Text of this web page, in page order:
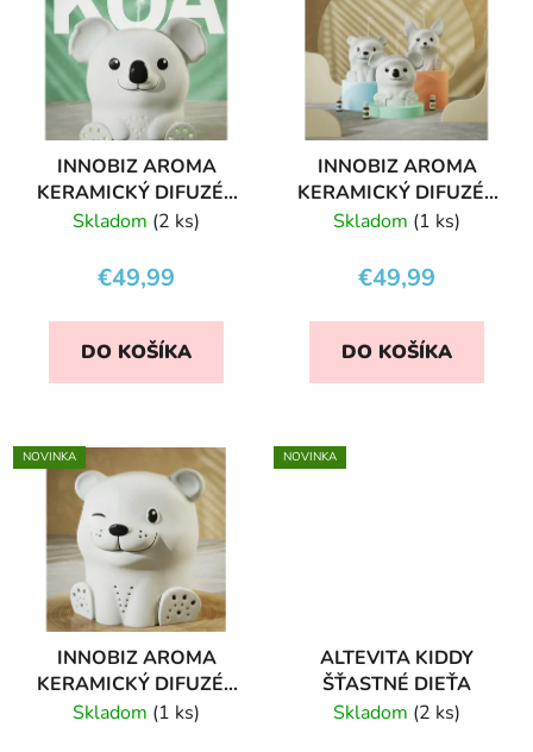
INNOBIZ AROMA
KERAMICKÝ DIFUZÉR
KOA
Skladom (2 ks)
€49,99
DO KOŠÍKA
INNOBIZ AROMA
KERAMICKÝ DIFUZÉR
FOX
Skladom (1 ks)
€49,99
DO KOŠÍKA
NOVINKA
INNOBIZ AROMA
KERAMICKÝ DIFUZÉR
LEO
Skladom (1 ks)
NOVINKA
ALTEVITA KIDDY
ŠŤASTNÉ DIEŤA
Skladom (2 ks)